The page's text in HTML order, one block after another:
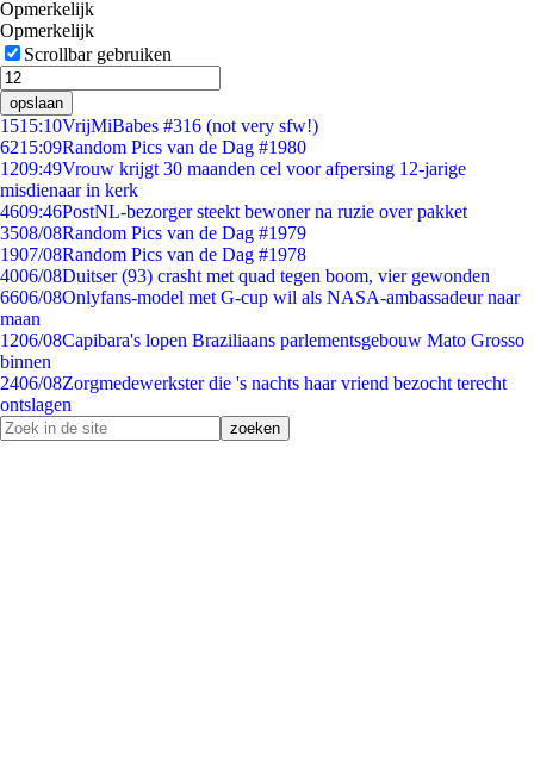
Opmerkelijk
Opmerkelijk
Scrollbar gebruiken
opslaan
1515:10VrijMiBabes #316 (not very sfw!)
6215:09Random Pics van de Dag #1980
1209:49Vrouw krijgt 30 maanden cel voor afpersing 12-jarige
misdienaar in kerk
4609:46PostNL-bezorger steekt bewoner na ruzie over pakket
3508/08Random Pics van de Dag #1979
1907/08Random Pics van de Dag #1978
4006/08Duitser (93) crasht met quad tegen boom, vier gewonden
6606/08Onlyfans-model met G-cup wil als NASA-ambassadeur naar
maan
1206/08Capibara's lopen Braziliaans parlementsgebouw Mato Grosso
binnen
2406/08Zorgmedewerkster die 's nachts haar vriend bezocht terecht
ontslagen